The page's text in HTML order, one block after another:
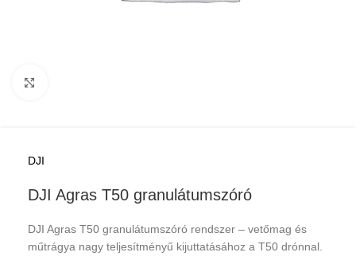
DJI
DJI Agras T50 granulátumszóró
DJI Agras T50 granulátumszóró rendszer – vetőmag és
műtrágya nagy teljesítményű kijuttatásához a T50 drónnal.